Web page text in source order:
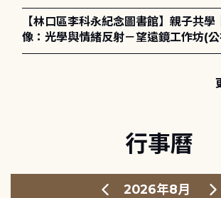
【林口區李科永紀念圖書館】親子共學
像：光學與情緒反射－望遠鏡工作坊(公
單)
行事曆
2026年8月